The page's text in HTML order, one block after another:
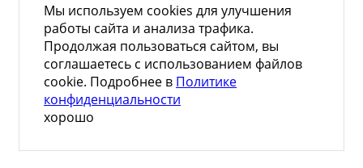
Мы используем cookies для улучшения
работы сайта и анализа трафика.
Продолжая пользоваться сайтом, вы
соглашаетесь с использованием файлов
cookie. Подробнее в Политике
конфиденциальности
хорошо